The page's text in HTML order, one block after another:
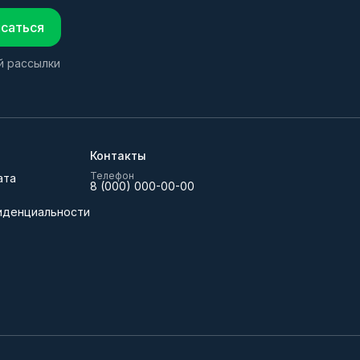
рассылки
Контакты
Телефон
8 (000) 000-00-00